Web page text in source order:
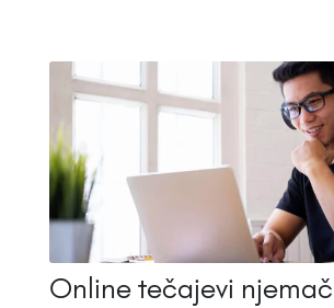
Online tečajevi